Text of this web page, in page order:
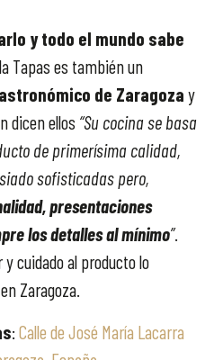
y todo el mundo sabe
Tapas es también un
de Zaragoza y
dicen ellos “Su cocina se basa
de primerísima calidad,
sofisticadas pero,
presentaciones
los detalles al mínimo”.
cuidado al producto lo
Zaragoza.
: Calle de José María Lacarra